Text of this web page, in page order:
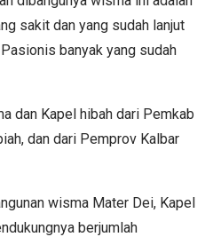
sakit dan yang sudah lanjut
banyak yang sudah
dan Kapel hibah dari Pemkab
dan dari Pemprov Kalbar
wisma Mater Dei, Kapel
berjumlah